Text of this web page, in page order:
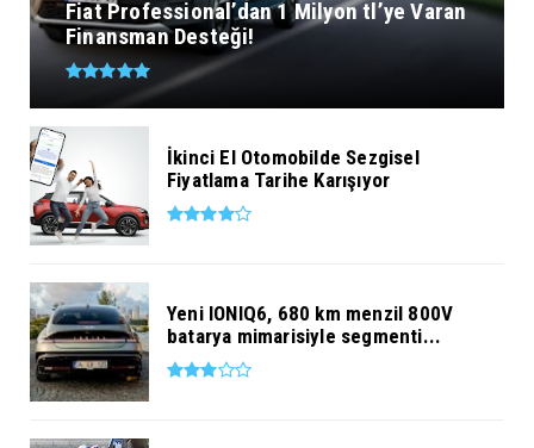
Fiat Professional’dan 1 Milyon tl’ye Varan
Finansman Desteği!
İkinci El Otomobilde Sezgisel
Fiyatlama Tarihe Karışıyor
Yeni IONIQ6, 680 km menzil 800V
batarya mimarisiyle segmenti...